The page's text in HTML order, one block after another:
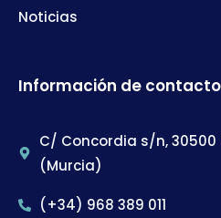
Noticias
Información de contacto
C/ Concordia s/n, 30500
(Murcia)
(+34) 968 389 011